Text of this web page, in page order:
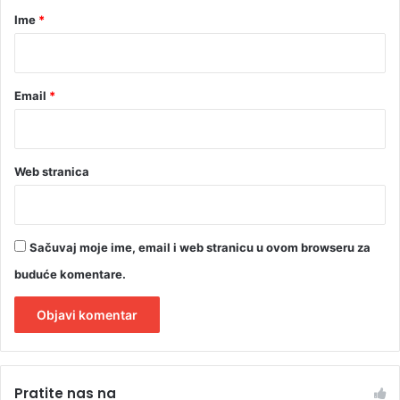
rIme *
Email *
Web stranica
Sačuvaj moje ime, email i web stranicu u ovom browseru za
buduće komentare.
Pratite nas na